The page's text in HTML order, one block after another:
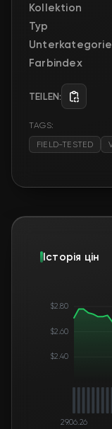
Kollektion
Typ
Unterkategorie
Farbindex
TEILEN:
TAGS:
FIELD-TESTED
Історія цін
$2.40
$2.60
$2.80
29.06.26